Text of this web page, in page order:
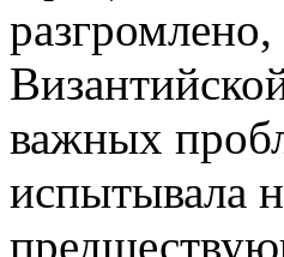
важных
испытывала